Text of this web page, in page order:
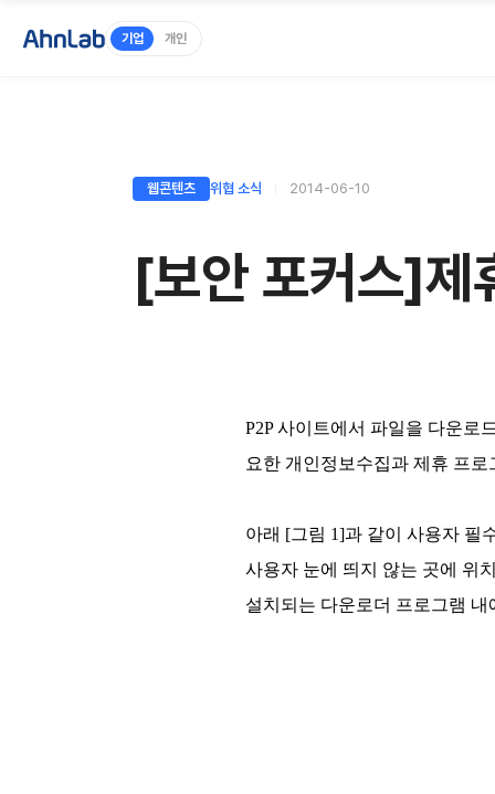
기업 개인
웹콘텐츠 위협 소식 2014-06-10
[보안 포커스]제
P2P 사이트에서 파일을 다운로
요한 개인정보수집과 제휴 프
아래 [그림 1]과 같이 사용자 필
사용자 눈에 띄지 않는 곳에 위
설치되는 다운로더 프로그램